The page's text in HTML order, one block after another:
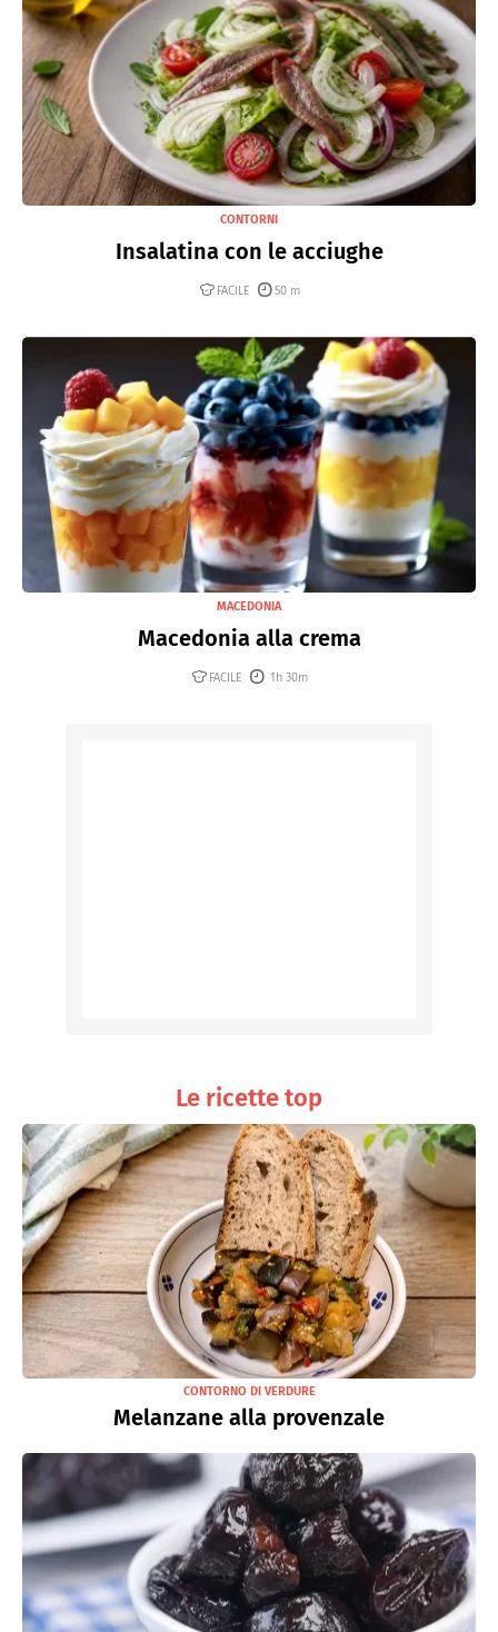
CONTORNI
Insalatina con le acciughe
FACILE 50 m
MACEDONIA
Macedonia alla crema
FACILE 1h 30m
Le ricette top
CONTORNO DI VERDURE
Melanzane alla provenzale